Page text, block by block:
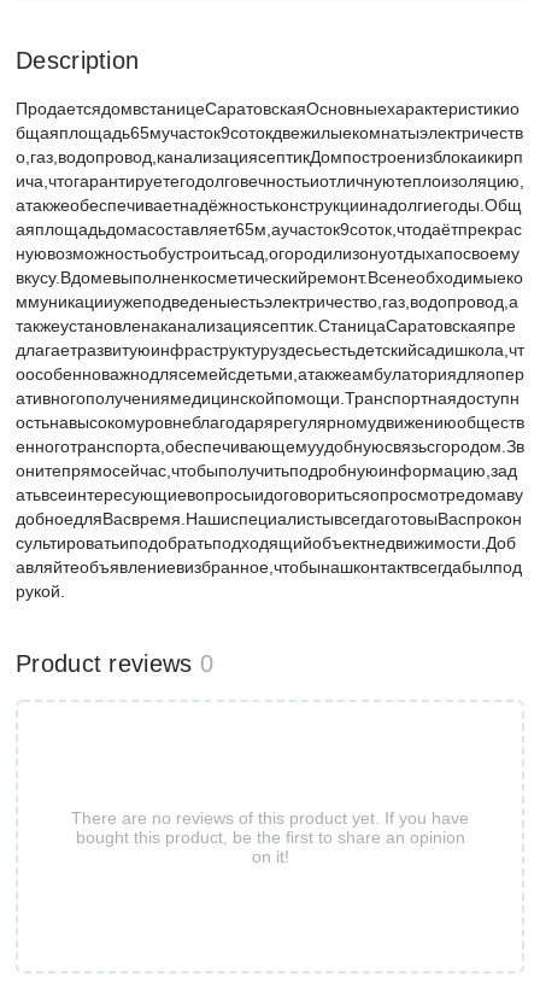
Description
ПродаетсядомвстаницеСаратовскаяОсновныехарактеристикио
бщаяплощадь65мучасток9сотокдвежилыекомнатыэлектричеств
о,газ,водопровод,канализациясептикДомпостроенизблокаикирп
ича,чтогарантируетегодолговечностьиотличнуютеплоизоляцию,
атакжеобеспечиваетнадёжностьконструкциинадолгиегоды.Общ
аяплощадьдомасоставляет65м,аучасток9соток,чтодаётпрекрас
нуювозможностьобустроитьсад,огородилизонуотдыхапосвоему
вкусу.Вдомевыполненкосметическийремонт.Всенеобходимыеко
ммуникацииужеподведеныестьэлектричество,газ,водопровод,а
такжеустановленаканализациясептик.СтаницаСаратовскаяпре
длагаетразвитуюинфраструктуруздесьестьдетскийсадишкола,чт
оособенноважнодлясемейсдетьми,атакжеамбулаториядляопер
ативногополучениямедицинскойпомощи.Транспортнаядоступн
остьнавысокомуровнеблагодарярегулярномудвижениюобществ
енноготранспорта,обеспечивающемуудобнуюсвязьсгородом.Зв
онитепрямосейчас,чтобыполучитьподробнуюинформацию,зад
атьвсеинтересующиевопросыидоговоритьсяопросмотредомаву
добноедляВасвремя.НашиспециалистывсегдаготовыВаспрокон
сультироватьиподобратьподходящийобъектнедвижимости.Доб
авляйтеобъявлениевизбранное,чтобынашконтактвсегдабылпод
рукой.
Product reviews 0
There are no reviews of this product yet. If you have
bought this product, be the first to share an opinion
on it!